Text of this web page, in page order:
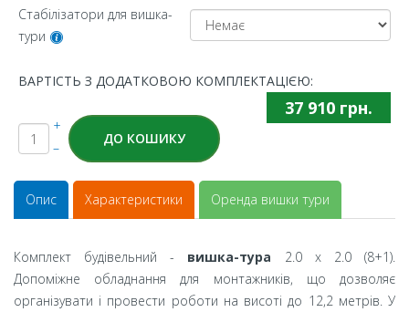
Стабілізатори для вишка-
тури
ВАРТІСТЬ З ДОДАТКОВОЮ КОМПЛЕКТАЦІЄЮ:
37 910 грн.
+
–
ДО КОШИКУ
Опис Характеристики Оренда вишки тури
Комплект будівельний - вишка-тура 2.0 x 2.0 (8+1).
Допоміжне обладнання для монтажників, що дозволяє
організувати і провести роботи на висоті до 12,2 метрів. У